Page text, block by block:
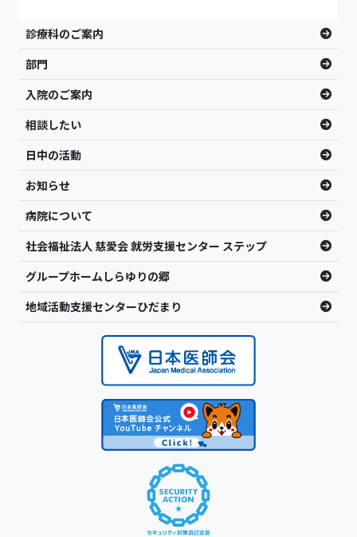
診療科のご案内
部門
入院のご案内
相談したい
日中の活動
お知らせ
病院について
社会福祉法人 慈愛会 就労支援センター ステップ
グループホームしらゆりの郷
地域活動支援センターひだまり